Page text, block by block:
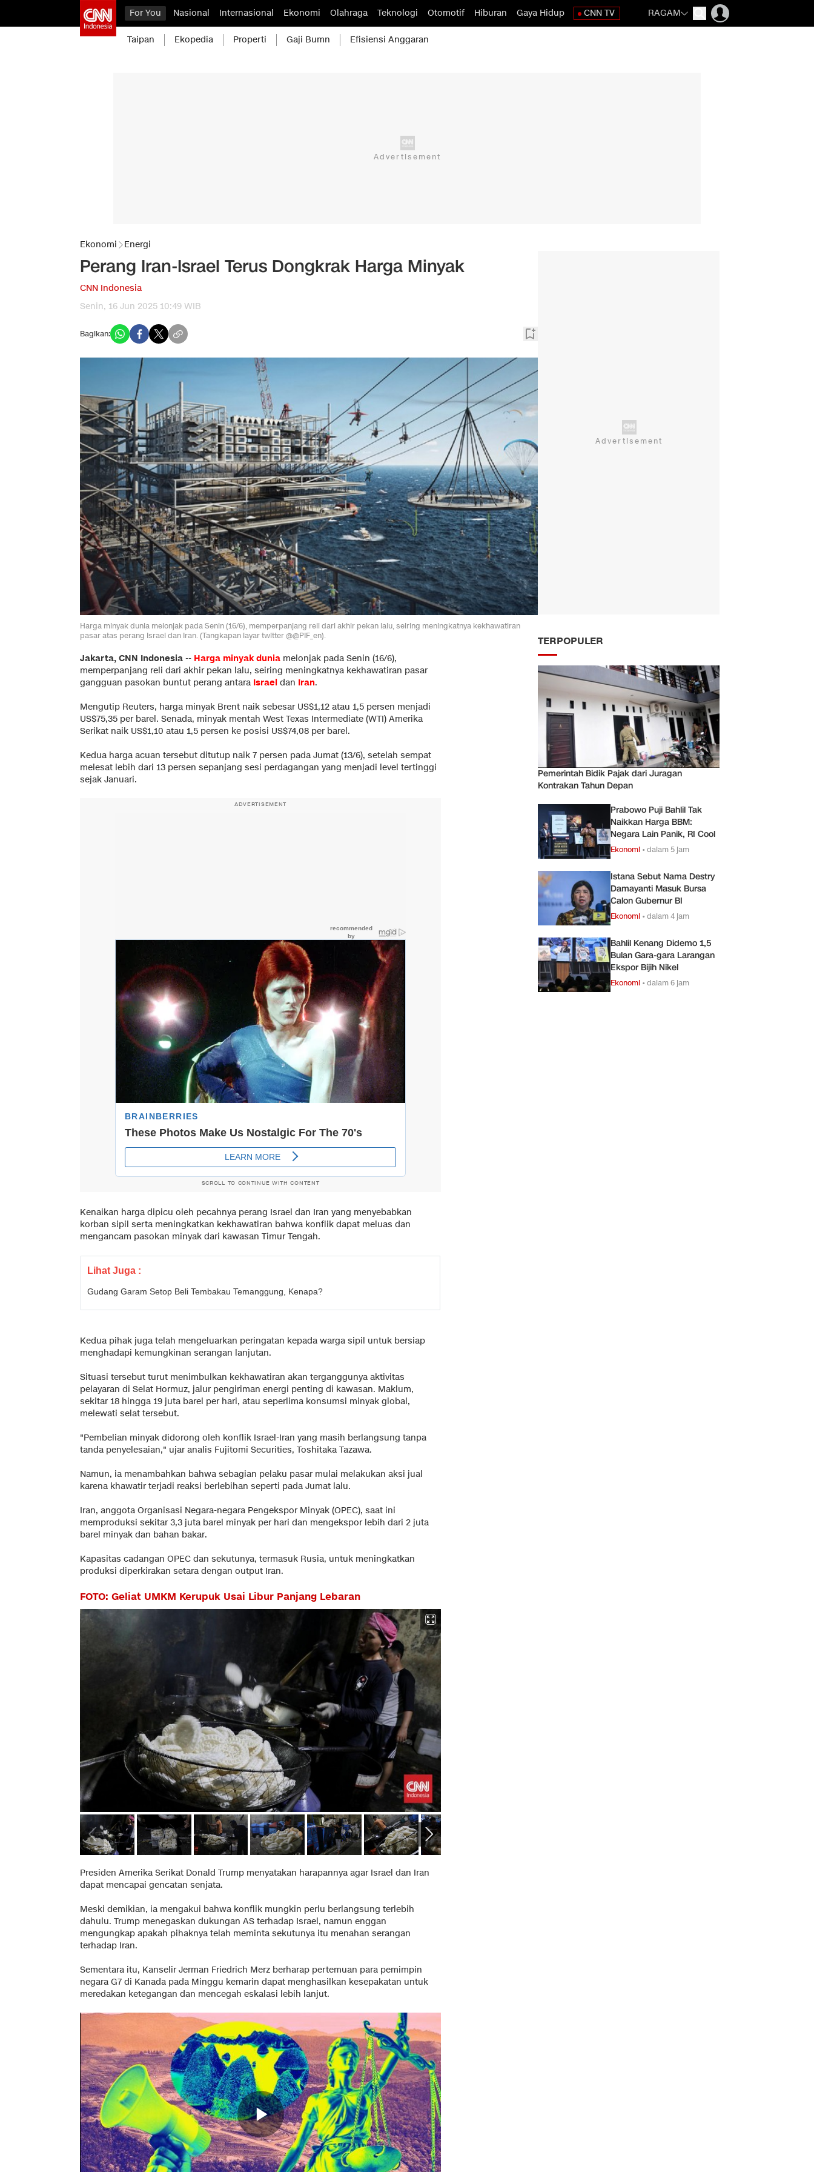
For You Nasional Internasional Ekonomi Olahraga Teknologi Otomotif Hiburan Gaya Hidup CNN TV RAGAM
Taipan Ekopedia Properti Gaji Bumn Efisiensi Anggaran
Ekonomi Energi
Perang Iran-Israel Terus Dongkrak Harga Minyak
CNN Indonesia
Senin, 16 Jun 2025 10:49 WIB
Bagikan:
Harga minyak dunia melonjak pada Senin (16/6), memperpanjang reli dari akhir pekan lalu, seiring meningkatnya kekhawatiran
pasar atas perang Israel dan Iran. (Tangkapan layar twitter @@PIF_en).
Jakarta, CNN Indonesia -- Harga minyak dunia melonjak pada Senin (16/6),
memperpanjang reli dari akhir pekan lalu, seiring meningkatnya kekhawatiran pasar
gangguan pasokan buntut perang antara Israel dan Iran.
Mengutip Reuters, harga minyak Brent naik sebesar US$1,12 atau 1,5 persen menjadi
US$75,35 per barel. Senada, minyak mentah West Texas Intermediate (WTI) Amerika
Serikat naik US$1,10 atau 1,5 persen ke posisi US$74,08 per barel.
Kedua harga acuan tersebut ditutup naik 7 persen pada Jumat (13/6), setelah sempat
melesat lebih dari 13 persen sepanjang sesi perdagangan yang menjadi level tertinggi
sejak Januari.
ADVERTISEMENT
SCROLL TO CONTINUE WITH CONTENT
Kenaikan harga dipicu oleh pecahnya perang Israel dan Iran yang menyebabkan
korban sipil serta meningkatkan kekhawatiran bahwa konflik dapat meluas dan
mengancam pasokan minyak dari kawasan Timur Tengah.
Lihat Juga :
Gudang Garam Setop Beli Tembakau Temanggung, Kenapa?
Kedua pihak juga telah mengeluarkan peringatan kepada warga sipil untuk bersiap
menghadapi kemungkinan serangan lanjutan.
Situasi tersebut turut menimbulkan kekhawatiran akan terganggunya aktivitas
pelayaran di Selat Hormuz, jalur pengiriman energi penting di kawasan. Maklum,
sekitar 18 hingga 19 juta barel per hari, atau seperlima konsumsi minyak global,
melewati selat tersebut.
"Pembelian minyak didorong oleh konflik Israel-Iran yang masih berlangsung tanpa
tanda penyelesaian," ujar analis Fujitomi Securities, Toshitaka Tazawa.
Namun, ia menambahkan bahwa sebagian pelaku pasar mulai melakukan aksi jual
karena khawatir terjadi reaksi berlebihan seperti pada Jumat lalu.
Iran, anggota Organisasi Negara-negara Pengekspor Minyak (OPEC), saat ini
memproduksi sekitar 3,3 juta barel minyak per hari dan mengekspor lebih dari 2 juta
barel minyak dan bahan bakar.
Kapasitas cadangan OPEC dan sekutunya, termasuk Rusia, untuk meningkatkan
produksi diperkirakan setara dengan output Iran.
FOTO: Geliat UMKM Kerupuk Usai Libur Panjang Lebaran
Presiden Amerika Serikat Donald Trump menyatakan harapannya agar Israel dan Iran
dapat mencapai gencatan senjata.
Meski demikian, ia mengakui bahwa konflik mungkin perlu berlangsung terlebih
dahulu. Trump menegaskan dukungan AS terhadap Israel, namun enggan
mengungkap apakah pihaknya telah meminta sekutunya itu menahan serangan
terhadap Iran.
Sementara itu, Kanselir Jerman Friedrich Merz berharap pertemuan para pemimpin
negara G7 di Kanada pada Minggu kemarin dapat menghasilkan kesepakatan untuk
meredakan ketegangan dan mencegah eskalasi lebih lanjut.
TERPOPULER
Pemerintah Bidik Pajak dari Juragan
Kontrakan Tahun Depan
Prabowo Puji Bahlil Tak
Naikkan Harga BBM:
Negara Lain Panik, RI Cool
Ekonomi •dalam 5 jam
Istana Sebut Nama Destry
Damayanti Masuk Bursa
Calon Gubernur BI
Ekonomi •dalam 4 jam
Bahlil Kenang Didemo 1,5
Bulan Gara-gara Larangan
Ekspor Bijih Nikel
Ekonomi •dalam 6 jam